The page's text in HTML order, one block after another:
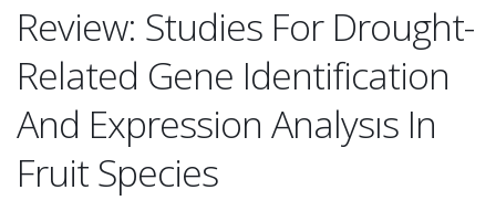
Review: Studies For Drought-
Related Gene Identification
And Expression Analysıs In
Fruit Species